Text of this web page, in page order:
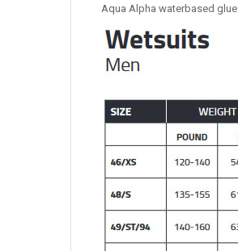
Aqua Alpha waterbased glue